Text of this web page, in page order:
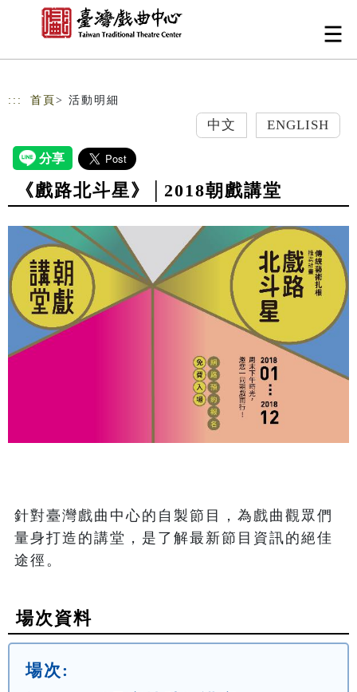
跳到主要內容
網站導覽
::: 首頁 > 活動明細
中文 ENGLISH
《戲路北斗星》│2018朝戲講堂
針對臺灣戲曲中心的自製節目，為戲曲觀眾們
量身打造的講堂，是了解最新節目資訊的絕佳
途徑。
場次資料
場次: